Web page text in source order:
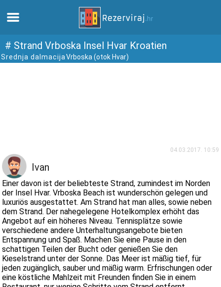
Zuhause
webcams
Treffen Sie Kroatien
museen
# Strand Vrboska Insel Hvar Kroatien
Srednja dalmacija Vrboska (otok Hvar)
04.03.2017. 10:59
Ivan
Einer davon ist der beliebteste Strand, zumindest im Norden
der Insel Hvar. Vrboska Beach ist wunderschön gelegen und
luxuriös ausgestattet. Am Strand hat man alles, sowie neben
dem Strand. Der nahegelegene Hotelkomplex erhöht das
Angebot auf ein höheres Niveau. Tennisplätze sowie
verschiedene andere Unterhaltungsangebote bieten
Entspannung und Spaß. Machen Sie eine Pause in den
schattigen Teilen der Bucht oder genießen Sie den
Kieselstrand unter der Sonne. Das Meer ist mäßig tief, für
jeden zugänglich, sauber und mäßig warm. Erfrischungen oder
eine köstliche Mahlzeit mit Freunden finden Sie in einem